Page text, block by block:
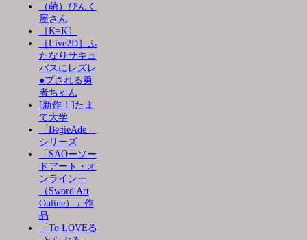
（萌）ぴんく
屋さん
［K=K］
［Live2D］ふ
たなりサキュ
バスにレズレ
●プされる勇
者ちゃん
[新作！]たま
て大学
「BegieAde」
シリーズ
「SAOーソー
ドアート・オ
ンラインー
（Sword Art
Online）」作
品
「To LOVEる